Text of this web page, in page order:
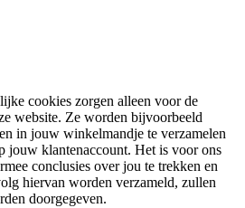
cookies zorgen alleen voor de
website. Ze worden bijvoorbeeld
in jouw winkelmandje te verzamelen
jouw klantenaccount. Het is voor ons
conclusies over jou te trekken en
hiervan worden verzameld, zullen
doorgegeven.